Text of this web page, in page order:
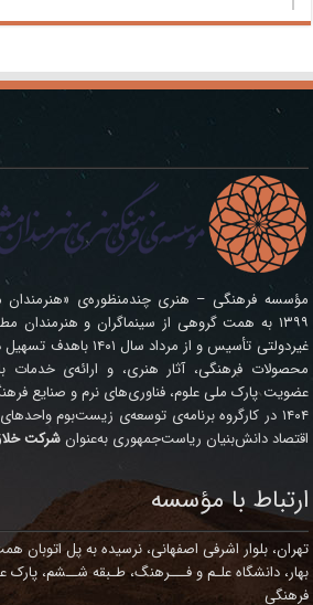
مؤسسه فرهنگی – هنری چندمنظوره‌ی
۱۳۹۹ به همت گروهی از سینماگران و
غیردولتی تأسیس و از
محصولات فرهنگی، آثار هنری، و ارائه‌ی
عضویت پارک ملی علوم، فناوری‌های نرم و صنایع
۱۴۰۴ در کارگروه برنامه‌ی توسعه‌ی زیست‌بوم
اقتصاد دانش‌بنیان ریاست‌جمهوری به‌عنوانشرکت
ارتباط با مؤسسه
تهران، بلوار اشرفی اصفهانی، نرسیده به پل اتوبان
بهار، دانشگاه علـم و فـــرهنگ، طـبقه شــشم، پارک
فرهنگی